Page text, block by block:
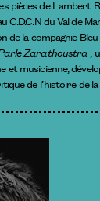
pièces de Lambert
C.D.C.N du Val de
de la compagnie
Zarathoustra ,
et musicienne,
de l’histoire de